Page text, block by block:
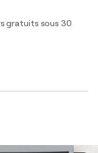
gratuits sous 30